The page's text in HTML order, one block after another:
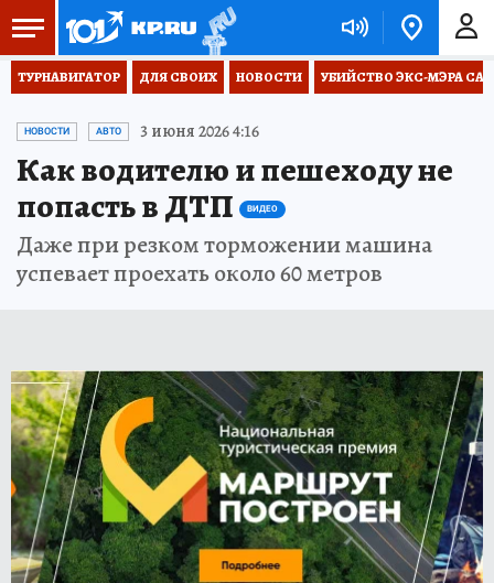
ТУРНАВИГАТОР ДЛЯ СВОИХ НОВОСТИ УБИЙСТВО ЭКС-МЭРА
НОВОСТИ АВТО 3 июня 2026 4:16
Как водителю и пешеходу не
попасть в ДТП
ВИДЕО
Даже при резком торможении машина
успевает проехать около 60 метров